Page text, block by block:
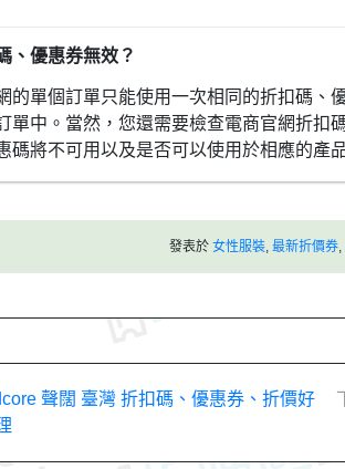
、優惠券無效？
的單個訂單只能使用一次相同的折扣碼、
單中。當然，您還需要檢查電商官網折扣
碼將不可用以及是否可以使用於相應的產
發表於 女性服裝, 最新折價券,
聲闊 臺灣 折扣碼、優惠券、折價好